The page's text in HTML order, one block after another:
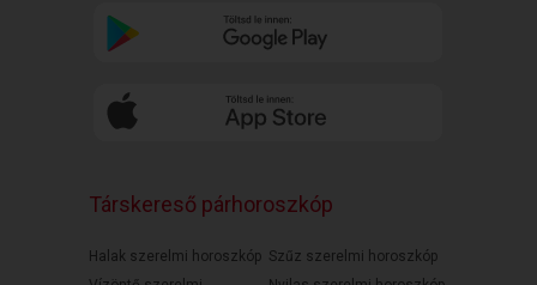
Társkereső párhoroszkóp
Halak szerelmi horoszkóp Szűz szerelmi horoszkóp